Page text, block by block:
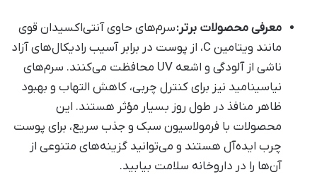
معرفی محصولات برتر:سرم‌های حاوی آنتی‌اکسیدان قوی
مانند ویتامین C، از پوست در برابر آسیب رادیکال‌های آزاد
ناشی از آلودگی و اشعه UV محافظت می‌کنند. سرم‌های
نیاسینامید نیز برای کنترل چربی، کاهش التهاب و بهبود
ظاهر منافذ در طول روز بسیار مؤثر هستند. این
محصولات با فرمولاسیون سبک و جذب سریع، برای پوست
چرب ایده‌آل هستند و می‌توانید گزینه‌های متنوعی از
آن‌ها را در داروخانه سلامت بیابید.